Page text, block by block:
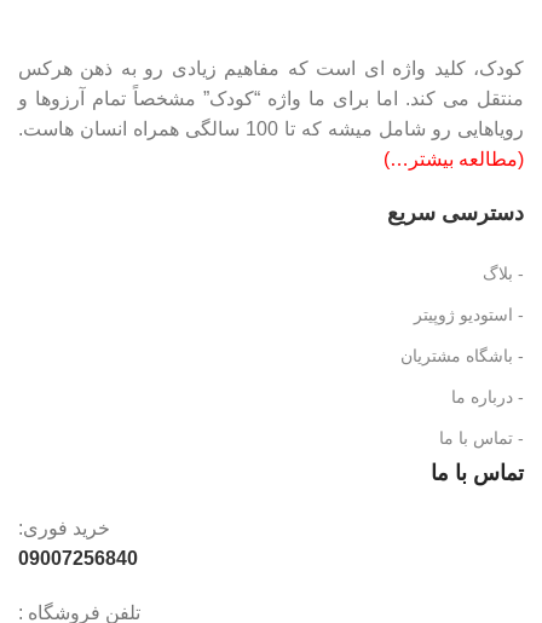
کودک، کلید واژه ای است که مفاهیم زیادی رو به ذهن هرکس
منتقل می کند. اما برای ما واژه “کودک” مشخصاً تمام آرزوها و
رویاهایی رو شامل میشه که تا 100 سالگی همراه انسان هاست.
(مطالعه بیشتر…)
دسترسی سریع
- بلاگ
- استودیو ژوپیتر
- باشگاه مشتریان
- درباره ما
- تماس با ما
تماس با ما
خرید فوری:
09007256840
تلفن فروشگاه :